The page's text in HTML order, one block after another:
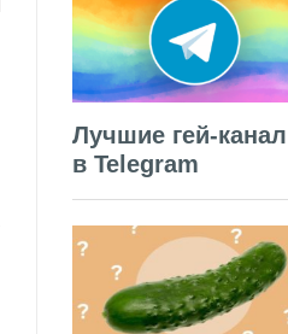
Лучшие гей-
в Telegram